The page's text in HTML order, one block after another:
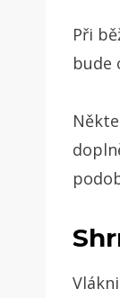
Při
bude